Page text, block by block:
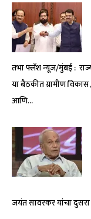
तभा फ्लॅश न्यूज/मुंबई :
या बैठकीत ग्रामीण
आणि...
जयंत सावरकर यांचा दुसरा